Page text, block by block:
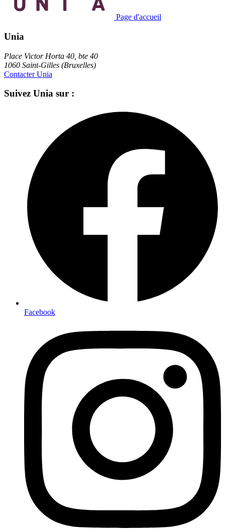
Page d'accueil
Unia
Place Victor Horta 40, bte 40
1060 Saint-Gilles (Bruxelles)
Contacter Unia
Suivez Unia sur :
Facebook